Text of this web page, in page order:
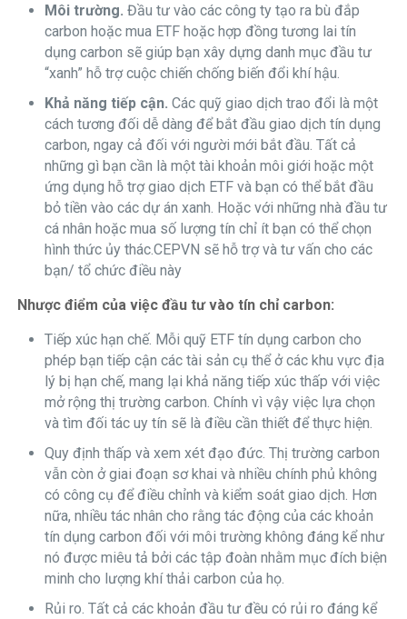
Môi trường. Đầu tư vào các công ty tạo ra bù đắp
carbon hoặc mua ETF hoặc hợp đồng tương lai tín
dụng carbon sẽ giúp bạn xây dựng danh mục đầu tư
“xanh” hỗ trợ cuộc chiến chống biến đổi khí hậu.
Khả năng tiếp cận. Các quỹ giao dịch trao đổi là một
cách tương đối dễ dàng để bắt đầu giao dịch tín dụng
carbon, ngay cả đối với người mới bắt đầu. Tất cả
những gì bạn cần là một tài khoản môi giới hoặc một
ứng dụng hỗ trợ giao dịch ETF và bạn có thể bắt đầu
bỏ tiền vào các dự án xanh. Hoặc với những nhà đầu tư
cá nhân hoặc mua số lượng tín chỉ ít bạn có thể chọn
hình thức ủy thác.CEPVN sẽ hỗ trợ và tư vấn cho các
bạn/ tổ chức điều này
Nhược điểm của việc đầu tư vào tín chỉ carbon:
Tiếp xúc hạn chế. Mỗi quỹ ETF tín dụng carbon cho
phép bạn tiếp cận các tài sản cụ thể ở các khu vực địa
lý bị hạn chế, mang lại khả năng tiếp xúc thấp với việc
mở rộng thị trường carbon. Chính vì vậy việc lựa chọn
và tìm đối tác uy tín sẽ là điều cần thiết để thực hiện.
Quy định thấp và xem xét đạo đức. Thị trường carbon
vẫn còn ở giai đoạn sơ khai và nhiều chính phủ không
có công cụ để điều chỉnh và kiểm soát giao dịch. Hơn
nữa, nhiều tác nhân cho rằng tác động của các khoản
tín dụng carbon đối với môi trường không đáng kể như
nó được miêu tả bởi các tập đoàn nhằm mục đích biện
minh cho lượng khí thải carbon của họ.
Rủi ro. Tất cả các khoản đầu tư đều có rủi ro đáng kể